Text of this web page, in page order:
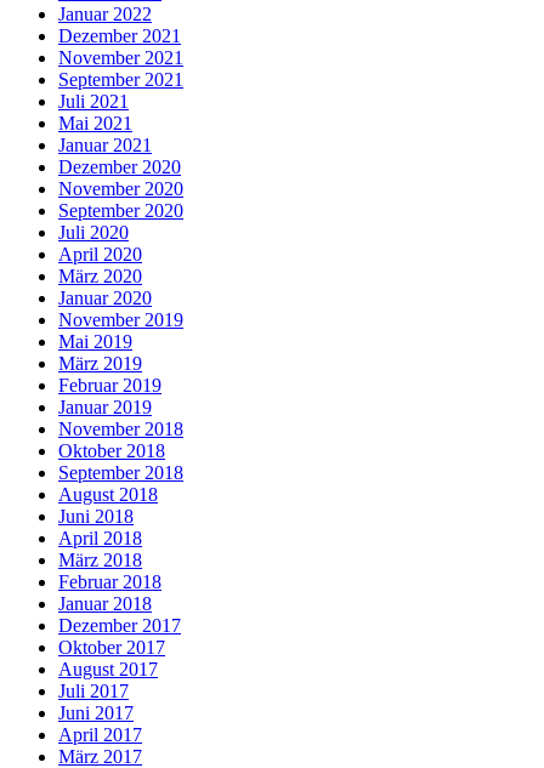
Januar 2022
Dezember 2021
November 2021
September 2021
Juli 2021
Mai 2021
Januar 2021
Dezember 2020
November 2020
September 2020
Juli 2020
April 2020
März 2020
Januar 2020
November 2019
Mai 2019
März 2019
Februar 2019
Januar 2019
November 2018
Oktober 2018
September 2018
August 2018
Juni 2018
April 2018
März 2018
Februar 2018
Januar 2018
Dezember 2017
Oktober 2017
August 2017
Juli 2017
Juni 2017
April 2017
März 2017